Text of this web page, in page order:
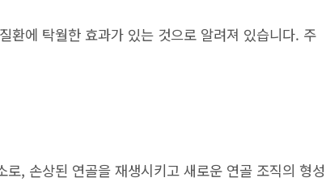
환에 탁월한 효과가 있는 것으로 알려져 있습니다. 주
로, 손상된 연골을 재생시키고 새로운 연골 조직의 형성